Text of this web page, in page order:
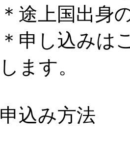
＊途上国出身
＊申し込みは
します。
申込み方法